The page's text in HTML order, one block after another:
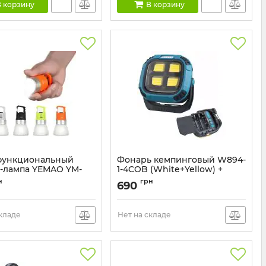
корзину В корзину
YEMAO YM-
Фонарь кемпинговый W894-
1-4COB (White+Yellow) +
5SMD (Red), Power Bank,
2×18650, Type-C, магнит, крюк
Артикул:W894-1-4COB
690 грн
Нет на складе